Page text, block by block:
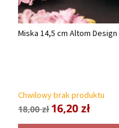
Miska 14,5 cm Altom Design
Chwilowy brak produktu
18,00 zł 16,20 zł